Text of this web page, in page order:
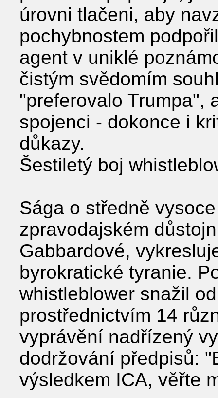
úrovni tlačeni, aby
pochybnostem
agent v uniklé
čistým svědomím
"preferovalo Trumpa",
spojenci - dokonce i
důkazy.
Šestiletý boj
Sága o středně
zpravodajském
Gabbardové,
byrokratické tyranie.
whistleblower snažil
prostřednictvím 14
vyprávění nadřízený
dodržování předpisů:
výsledkem ICA, věřte